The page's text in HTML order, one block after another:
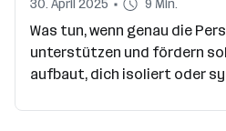
30. April 2025 9 Min.
Was tun, wenn genau die
unterstützen und fördern
aufbaut, dich isoliert oder